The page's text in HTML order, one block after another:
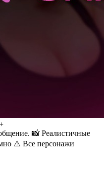
📸 Реалистичные
⚠️ Все персонажи